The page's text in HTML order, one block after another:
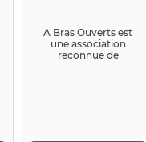
A Bras Ouverts est
une association
reconnue de